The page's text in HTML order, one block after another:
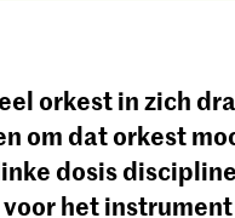
orkest in zich
om dat orkest
dosis
het